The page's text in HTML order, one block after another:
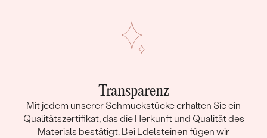
Transparenz
Mit jedem unserer Schmuckstücke erhalten Sie ein
Qualitätszertifikat, das die Herkunft und Qualität des
Materials bestätigt. Bei Edelsteinen fügen wir